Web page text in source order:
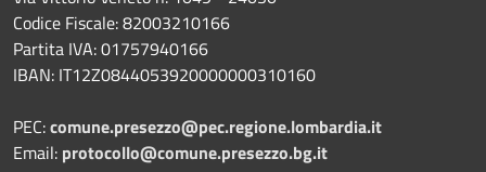
Codice Fiscale: 82003210166
Partita IVA: 01757940166
IBAN: IT12Z0844053920000000310160
PEC:comune.presezzo@pec.regione.lombardia.it
Email: protocollo@comune.presezzo.bg.it